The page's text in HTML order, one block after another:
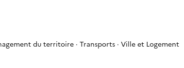
du territoire · Transports · Ville et Logement